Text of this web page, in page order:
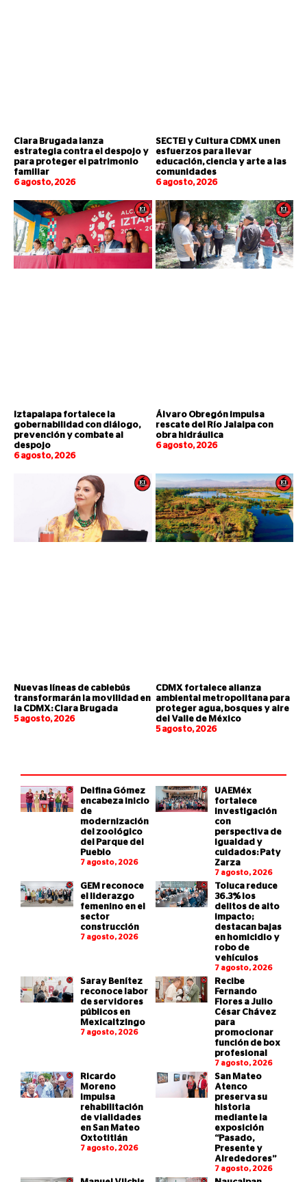
Clara Brugada lanza
estrategia contra el despojo y
para proteger el patrimonio
familiar
6 agosto, 2026
SECTEI y Cultura CDMX unen
esfuerzos para llevar
educación, ciencia y arte a las
comunidades
6 agosto, 2026
Iztapalapa fortalece la
gobernabilidad con diálogo,
prevención y combate al
despojo
6 agosto, 2026
Álvaro Obregón impulsa
rescate del Río Jalalpa con
obra hidráulica
6 agosto, 2026
Nuevas líneas de cablebús
transformarán la movilidad en
la CDMX: Clara Brugada
5 agosto, 2026
CDMX fortalece alianza
ambiental metropolitana para
proteger agua, bosques y aire
del Valle de México
5 agosto, 2026
Delfina Gómez
encabeza inicio
de
modernización
del zoológico
del Parque del
Pueblo
7 agosto, 2026
UAEMéx
fortalece
investigación
con
perspectiva de
igualdad y
cuidados: Paty
Zarza
7 agosto, 2026
GEM reconoce
el liderazgo
femenino en el
sector
construcción
7 agosto, 2026
Toluca reduce
36.3% los
delitos de alto
impacto;
destacan bajas
en homicidio y
robo de
vehículos
7 agosto, 2026
Saray Benítez
reconoce labor
de servidores
públicos en
Mexicaltzingo
7 agosto, 2026
Recibe
Fernando
Flores a Julio
César Chávez
para
promocionar
función de box
profesional
7 agosto, 2026
Ricardo
Moreno
impulsa
rehabilitación
de vialidades
en San Mateo
Oxtotitlán
7 agosto, 2026
San Mateo
Atenco
preserva su
historia
mediante la
exposición
“Pasado,
Presente y
Alrededores”
7 agosto, 2026